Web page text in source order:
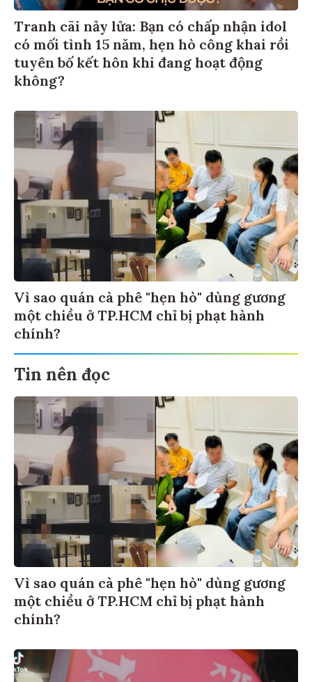
Tranh cãi nảy lửa: Bạn có chấp nhận idol
có mối tình 15 năm, hẹn hò công khai rồi
tuyên bố kết hôn khi đang hoạt động
không?
Vì sao quán cà phê "hẹn hò" dùng gương
một chiều ở TP.HCM chỉ bị phạt hành
chính?
Tin nên đọc
Vì sao quán cà phê "hẹn hò" dùng gương
một chiều ở TP.HCM chỉ bị phạt hành
chính?